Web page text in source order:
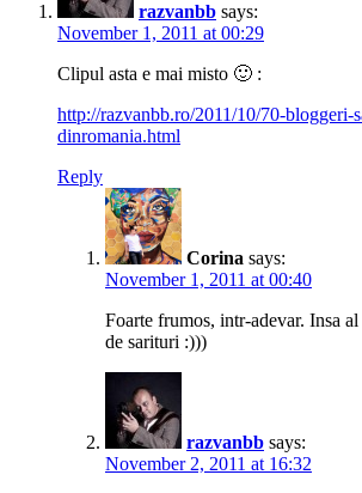
razvanbb says:
November 1, 2011 at 00:29
Clipul asta e mai misto 🙂 :
http://razvanbb.ro/2011/10/70-bloggeri-
dinromania.html
Reply
Corina says:
November 1, 2011 at 00:40
Foarte frumos, intr-adevar. Insa
de sarituri :)))
razvanbb says:
November 2, 2011 at 16:32